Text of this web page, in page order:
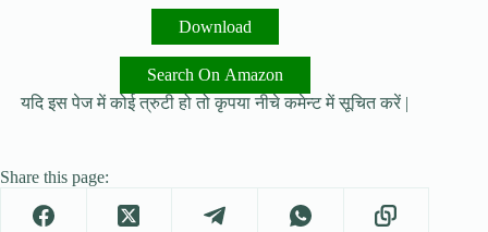
Download
Search On Amazon
यदि इस पेज में कोई त्रुटी हो तो कृपया नीचे कमेन्ट में सूचित करें |
Share this page: